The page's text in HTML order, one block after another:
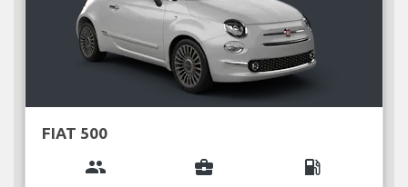
FIAT 500
group business_center local_gas_station